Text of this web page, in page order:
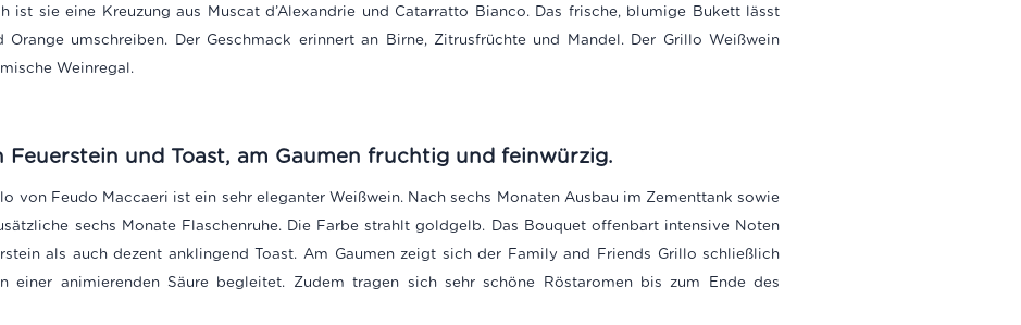
ist sie eine Kreuzung aus Muscat d’Alexandrie und Catarratto Bianco. Das frische, blumige Bukett lässt
umschreiben. Der Geschmack erinnert an Birne, Zitrusfrüchte und Mandel. Der Grillo Weißwein
Weinregal.
Feuerstein und Toast, am Gaumen fruchtig und feinwürzig.
von Feudo Maccaeri ist ein sehr eleganter Weißwein. Nach sechs Monaten Ausbau im Zementtank sowie
sechs Monate Flaschenruhe. Die Farbe strahlt goldgelb. Das Bouquet offenbart intensive Noten
als auch dezent anklingend Toast. Am Gaumen zeigt sich der Family and Friends Grillo schließlich
einer animierenden Säure begleitet. Zudem tragen sich sehr schöne Röstaromen bis zum Ende des